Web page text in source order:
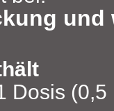
und
Dosis (0,5